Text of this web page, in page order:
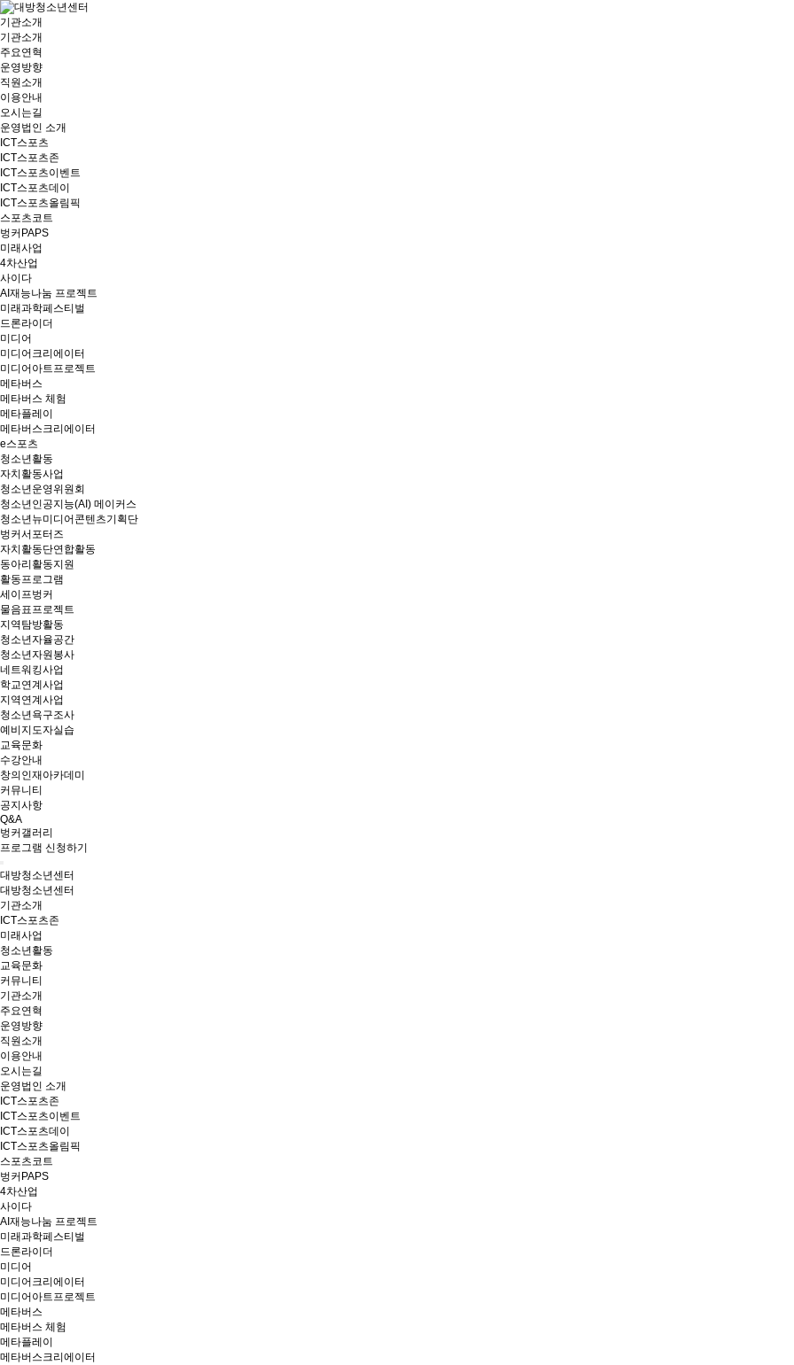
기관소개
기관소개
주요연혁
운영방향
직원소개
이용안내
오시는길
운영법인 소개
ICT스포츠
ICT스포츠존
ICT스포츠이벤트
ICT스포츠데이
ICT스포츠올림픽
스포츠코트
벙커PAPS
미래사업
4차산업
사이다
AI재능나눔 프로젝트
미래과학페스티벌
드론라이더
미디어
미디어크리에이터
미디어아트프로젝트
메타버스
메타버스 체험
메타플레이
메타버스크리에이터
e스포츠
청소년활동
자치활동사업
청소년운영위원회
청소년인공지능(AI) 메이커스
청소년뉴미디어콘텐츠기획단
벙커서포터즈
자치활동단연합활동
동아리활동지원
활동프로그램
세이프벙커
물음표프로젝트
지역탐방활동
청소년자율공간
청소년자원봉사
네트워킹사업
학교연계사업
지역연계사업
청소년욕구조사
예비지도자실습
교육문화
수강안내
창의인재아카데미
커뮤니티
공지사항
Q&A
벙커갤러리
프로그램 신청하기
대방청소년센터
대방청소년센터
기관소개
ICT스포츠존
미래사업
청소년활동
교육문화
커뮤니티
기관소개
주요연혁
운영방향
직원소개
이용안내
오시는길
운영법인 소개
ICT스포츠존
ICT스포츠이벤트
ICT스포츠데이
ICT스포츠올림픽
스포츠코트
벙커PAPS
4차산업
사이다
AI재능나눔 프로젝트
미래과학페스티벌
드론라이더
미디어
미디어크리에이터
미디어아트프로젝트
메타버스
메타버스 체험
메타플레이
메타버스크리에이터